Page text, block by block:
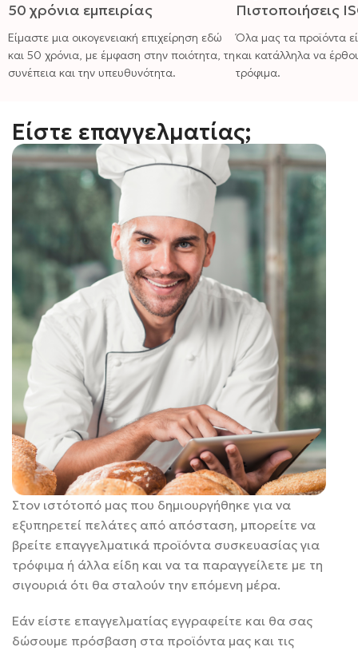
50 χρόνια εμπειρίας
Είμαστε μια οικογενειακή επιχείρηση εδώ
και 50 χρόνια, με έμφαση στην ποιότητα, τη
συνέπεια και την υπευθυνότητα.
Πιστοποιήσεις
Όλα μας τα προϊόντα
και κατάλληλα να
τρόφιμα.
Είστε επαγγελματίας;
Στον ιστότοπό μας που δημιουργήθηκε για να
εξυπηρετεί πελάτες από απόσταση, μπορείτε να
βρείτε επαγγελματικά προϊόντα συσκευασίας για
τρόφιμα ή άλλα είδη και να τα παραγγείλετε με τη
σιγουριά ότι θα σταλούν την επόμενη μέρα.
Εάν είστε επαγγελματίας εγγραφείτε και θα σας
δώσουμε πρόσβαση στα προϊόντα μας και τις